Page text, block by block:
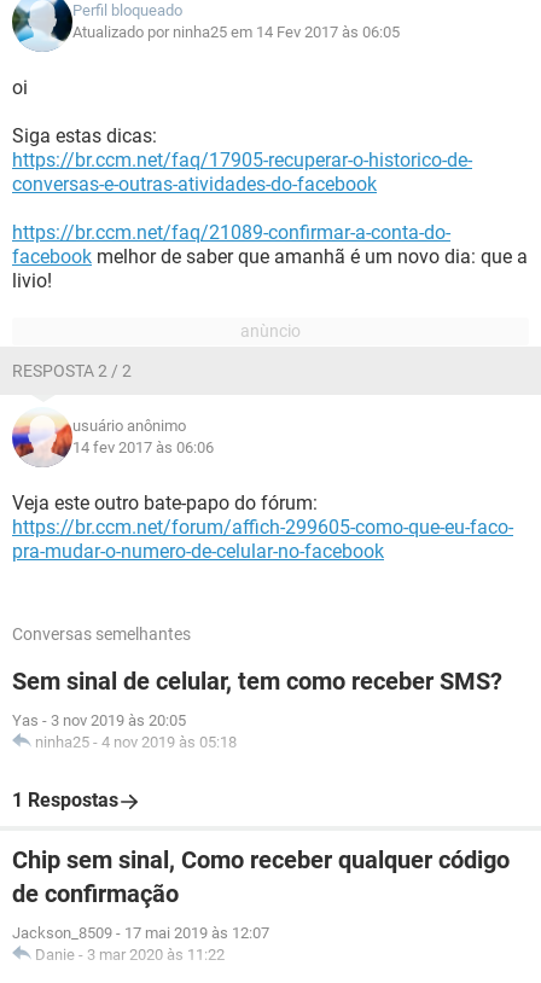
Perfil bloqueado
Atualizado por ninha25 em 14 Fev 2017 às 06:05
oi
Siga estas dicas:
https://br.ccm.net/faq/17905-recuperar-o-historico-de-
conversas-e-outras-atividades-do-facebook
https://br.ccm.net/faq/21089-confirmar-a-conta-do-
facebook melhor de saber que amanhã é um novo dia: que a
livio!
RESPOSTA 2 / 2
usuário anônimo
14 fev 2017 às 06:06
Veja este outro bate-papo do fórum:
https://br.ccm.net/forum/affich-299605-como-que-eu-faco-
pra-mudar-o-numero-de-celular-no-facebook
Conversas semelhantes
Sem sinal de celular, tem como receber SMS?
Yas - 3 nov 2019 às 20:05
ninha25 - 4 nov 2019 às 05:18
1 Respostas
Chip sem sinal, Como receber qualquer código
de confirmação
Jackson_8509 - 17 mai 2019 às 12:07
Danie - 3 mar 2020 às 11:22